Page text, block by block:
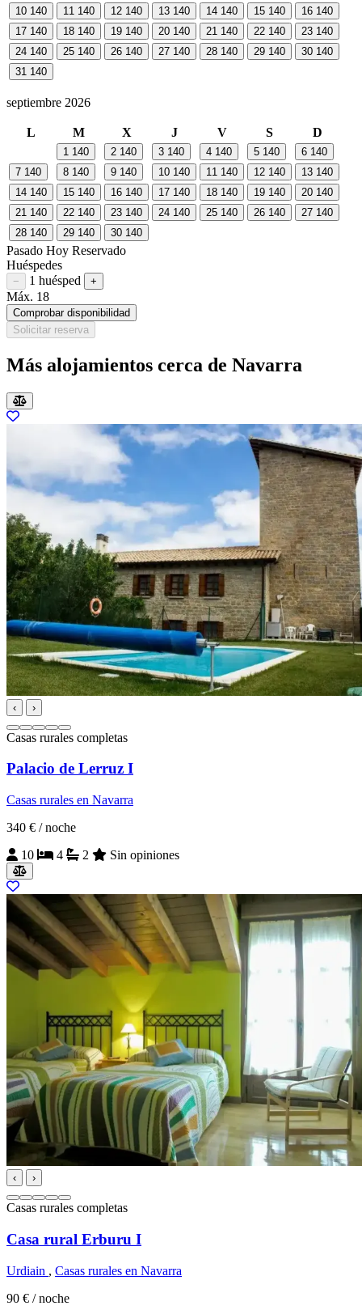
10 140 11 140 12 140 13 140 14 140 15 140 16 140
17 140 18 140 19 140 20 140 21 140 22 140 23 140
24 140 25 140 26 140 27 140 28 140 29 140 30 140
31 140
septiembre 2026
L M X J V S D
1 140 2 140 3 140 4 140 5 140 6 140
7 140 8 140 9 140 10 140 11 140 12 140 13 140
14 140 15 140 16 140 17 140 18 140 19 140 20 140
21 140 22 140 23 140 24 140 25 140 26 140 27 140
28 140 29 140 30 140
Pasado Hoy Reservado
Huéspedes
Restar huésped
− 1 huésped Sumar huésped
+
Máx. 18
Comprobar disponibilidad
Solicitar reserva
Más alojamientos cerca de Navarra
‹ ›
Casas rurales completas
Palacio de Lerruz I
Casas rurales en Navarra
340 € / noche
10
4 2 Sin opiniones
‹ ›
Casas rurales completas
Casa rural Erburu I
Urdiain , Casas rurales en Navarra
90 € / noche